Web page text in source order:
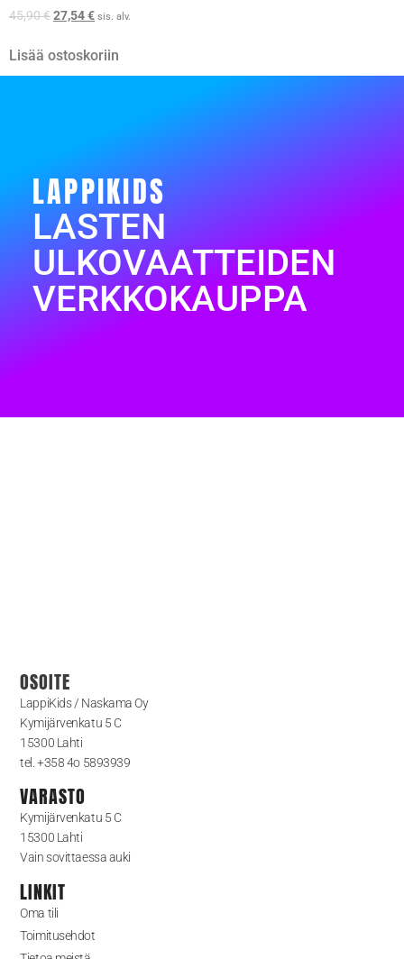
45,90€27,54€ sis. alv.
Lisää ostoskoriin
LAPPIKIDS
LASTEN
ULKOVAATTEIDEN
VERKKOKAUPPA
OSOITE
LappiKids / Naskama Oy
Kymijärvenkatu 5 C
15300 Lahti
tel. +358 4o 5893939
VARASTO
Kymijärvenkatu 5 C
15300 Lahti
Vain sovittaessa auki
LINKIT
Oma tili
Toimitusehdot